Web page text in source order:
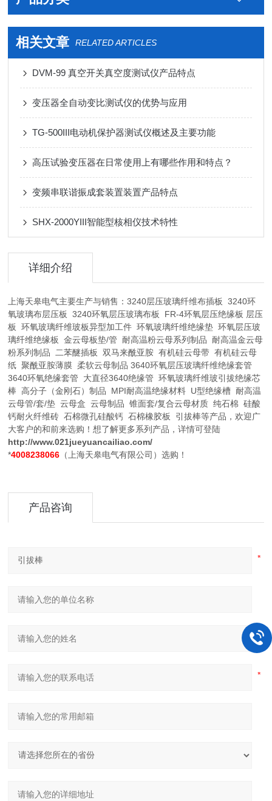
相关文章 RELATED ARTICLES
DVM-99 真空开关真空度测试仪产品特点
变压器全自动变比测试仪的优势与应用
TG-500III电动机保护器测试仪概述及主要功能
高压试验变压器在日常使用上有哪些作用和特点？
变频串联谐振成套装置装置产品特点
SHX-2000YIII智能型核相仪技术特性
详细介绍
上海天皋电气主要生产与销售：3240层压玻璃纤维布插板 3240环
氧玻璃布层压板 3240环氧层压玻璃布板 FR-4环氧层压绝缘板 层压
板 环氧玻璃纤维玻板异型加工件 环氧玻璃纤维绝缘垫 环氧层压玻
璃纤维绝缘板 金云母板垫/管 耐高温粉云母系列制品 耐高温金云母
粉系列制品 二苯醚插板 双马来酰亚胺 有机硅云母带 有机硅云母
纸 聚酰亚胺薄膜 柔软云母制品 3640环氧层压玻璃纤维绝缘套管
3640环氧绝缘套管 大直径3640绝缘管 环氧玻璃纤维玻引拔绝缘芯
棒 高分子（金刚石）制品 MPI耐高温绝缘材料 U型绝缘槽 耐高温
云母管/套/垫 云母盒 云母制品 锥面套/复合云母材质 纯石棉 硅酸
钙耐火纤维砖 石棉微孔硅酸钙 石棉橡胶板 引拔棒等产品，欢迎广
大客户的和前来选购！想了解更多系列产品，详情可登陆
http://www.021jueyuancailiao.com/
*4008238066 （上海天皋电气有限公司）选购！
产品咨询